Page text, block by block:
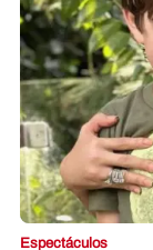
Espectáculos